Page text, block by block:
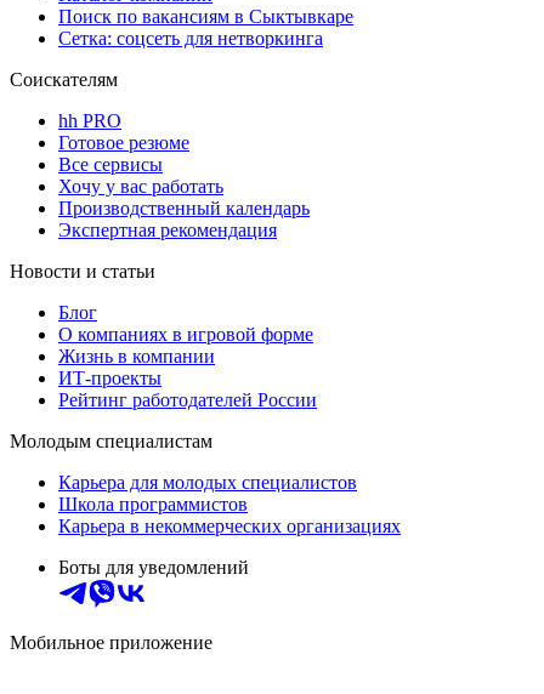
Поиск по вакансиям в Сыктывкаре
Сетка: соцсеть для нетворкинга
Соискателям
hh PRO
Готовое резюме
Все сервисы
Хочу у вас работать
Производственный календарь
Экспертная рекомендация
Новости и статьи
Блог
О компаниях в игровой форме
Жизнь в компании
ИТ-проекты
Рейтинг работодателей России
Молодым специалистам
Карьера для молодых специалистов
Школа программистов
Карьера в некоммерческих организациях
Боты для уведомлений
Мобильное приложение